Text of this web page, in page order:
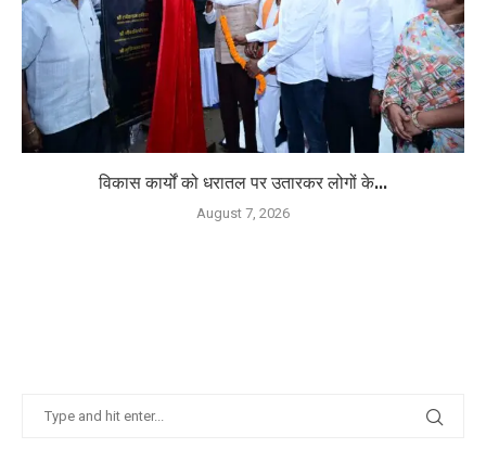
विकास कार्यों को धरातल पर उतारकर लोगों के...
August 7, 2026